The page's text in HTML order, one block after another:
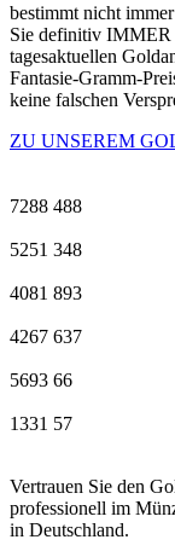
bestimmt nicht
Sie definitiv IMMER
tagesaktuellen
Fantasie-Gramm-
keine falschen
ZU UNSEREM
7288 488
5251 348
4081 893
4267 637
5693 66
1331 57
Vertrauen Sie den
professionell im
in Deutschland.